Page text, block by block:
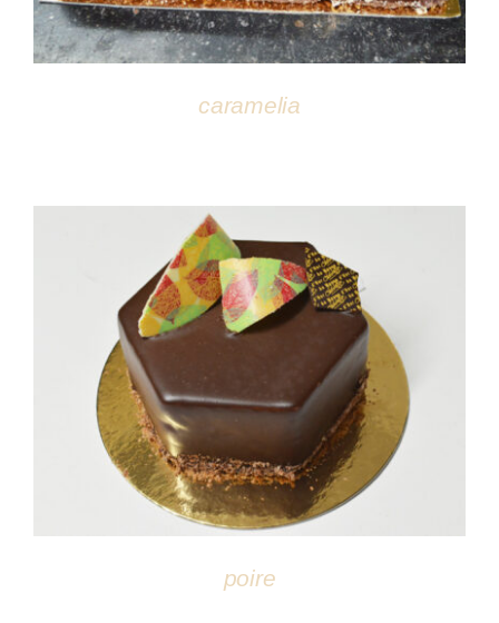
caramelia
poire